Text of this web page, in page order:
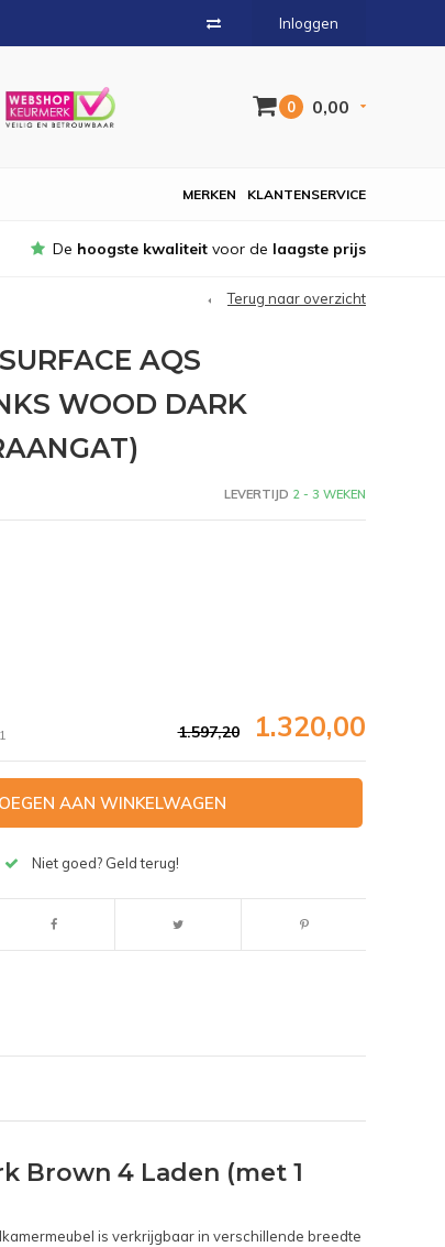
Inloggen
0 0,00
KLANTENSERVICE
MERKEN
De hoogste kwaliteit voor de laagste prijs
Terug naar overzicht
Afbeelding vergroten
AQS
WOOD DARK
LEVERTIJD 2 - 3 WEKEN
1.597,20 1.320,00
AAN WINKELWAGEN
Niet goed? Geld terug!
Brown 4 Laden (met 1
is verkrijgbaar in verschillende breedte